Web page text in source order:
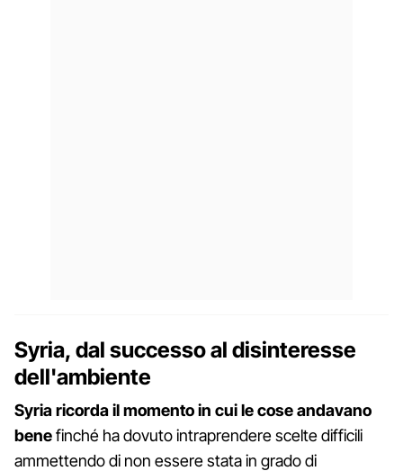
Syria, dal successo al disinteresse
dell'ambiente
Syria ricorda il momento in cui le cose andavano
benefinché ha dovuto intraprendere scelte difficili
ammettendo di non essere stata in grado di